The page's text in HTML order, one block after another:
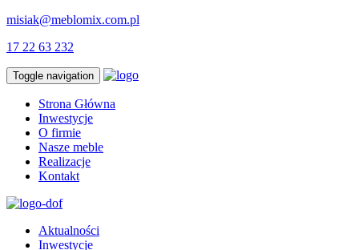
misiak@meblomix.com.pl
17 22 63 232
Toggle navigation
Strona Główna
Inwestycje
O firmie
Nasze meble
Realizacje
Kontakt
Aktualności
Inwestycje